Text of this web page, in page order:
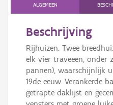
ALGEMEEN
Beschrijving
Rijhuizen. Twee
elk vier traveeën, onder
pannen), waarschijnlijk
19de eeuw. Verankerde
getrapte daklijst en